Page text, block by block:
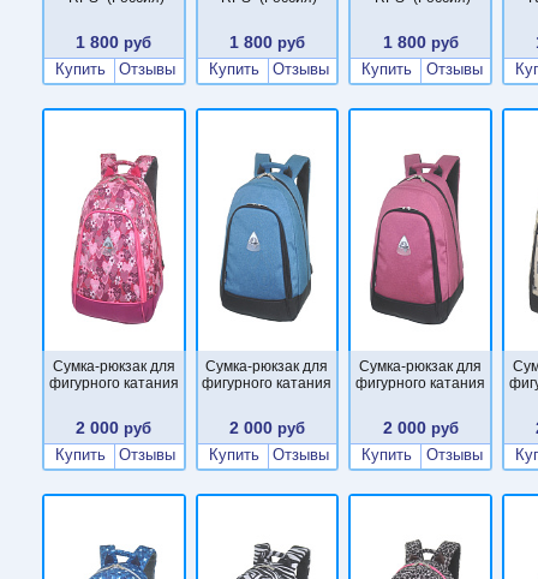
1 800 руб
Купить
Отзывы
1 800 руб
Купить
Отзывы
1 800руб
Купить
Отзывы
Сумка-рюкзак для
фигурного катания
2 000 руб
Купить
Отзывы
Сумка-рюкзак для
фигурного катания
2 000 руб
Купить
Отзывы
Сумка-рюкзак для
фигурного катания
2 000руб
Купить
Отзывы